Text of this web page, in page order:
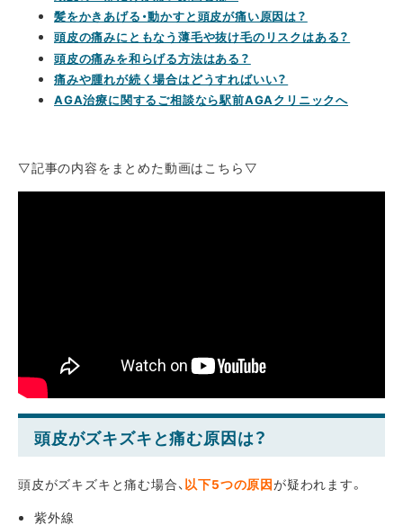
髪をかきあげる・動かすと頭皮が痛い原因は？
頭皮の痛みにともなう薄毛や抜け毛のリスクはある？
頭皮の痛みを和らげる方法はある？
痛みや腫れが続く場合はどうすればいい？
AGA治療に関するご相談なら駅前AGAクリニックへ
▽記事の内容をまとめた動画はこちら▽
頭皮がズキズキと痛む原因は？
頭皮がズキズキと痛む場合、以下5つの原因が疑われます。
紫外線